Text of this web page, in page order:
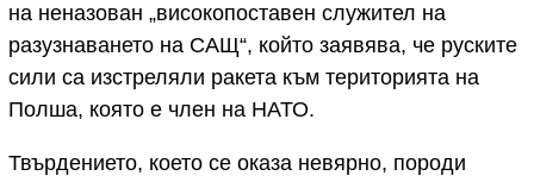
на неназован „високопоставен служител на
разузнаването на САЩ“, който заявява, че руските
сили са изстреляли ракета към територията на
Полша, която е член на НАТО.
Твърдението, което се оказа невярно, породи